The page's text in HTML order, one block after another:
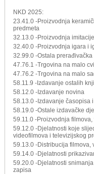
NKD 2025:
23.41.0 -Proizvodnja
predmeta
32.13.0 -Proizvodnja
32.40.0 -Proizvodnja igara i
32.99.0 -Ostala prerađivačka
47.76.1 -Trgovina na malo
47.76.2 -Trgovina na malo
58.11.9 -Izdavanje ostalih
58.12.0 -Izdavanje novina
58.13.0 -Izdavanje časopisa
58.19.0 -Ostale izdavačke
59.11.0 -Proizvodnja
59.12.0 -Djelatnosti koje
videofilmova i televizijskog
59.13.0 -Distribucija filmova,
59.14.0 -Djelatnosti
59.20.0 -Djelatnosti
zapisa